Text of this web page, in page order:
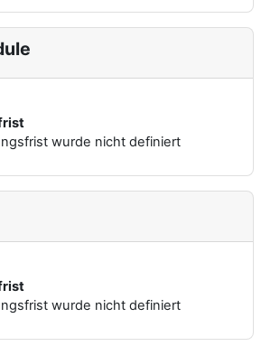
wurde nicht definiert
wurde nicht definiert